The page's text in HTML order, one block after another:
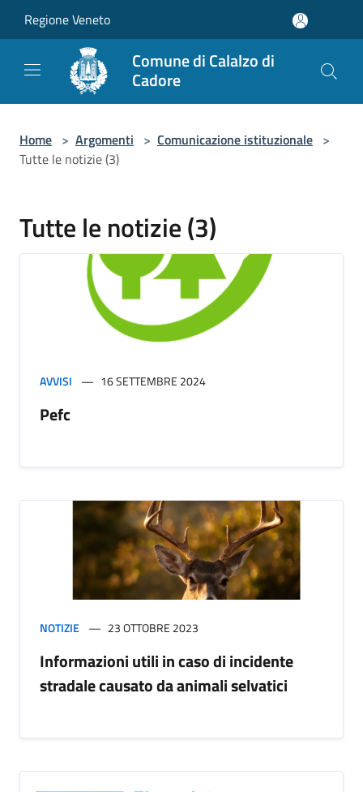
Regione Veneto
Comune di Calalzo di
Cadore
Home > Argomenti > Comunicazione istituzionale >
Tutte le notizie (3)
Tutte le notizie (3)
AVVISI 16 SETTEMBRE 2024
Pefc
NOTIZIE 23 OTTOBRE 2023
Informazioni utili in caso di incidente
stradale causato da animali selvatici